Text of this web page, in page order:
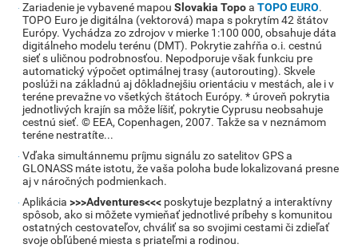
Zariadenie je vybavené mapouSlovakia TopoaTOPO EURO.
TOPO Euro je digitálna (vektorová) mapa s pokrytím 42 štátov
Európy. Vychádza zo zdrojov v mierke 1:100 000, obsahuje dáta
digitálneho modelu terénu (DMT). Pokrytie zahŕňa o.i. cestnú
sieť s uličnou podrobnosťou. Nepodporuje však funkciu pre
automatický výpočet optimálnej trasy (autorouting). Skvele
poslúži na základnú aj dôkladnejšiu orientáciu v mestách, ale i v
teréne prevažne vo všetkých štátoch Európy. * úroveň pokrytia
jednotlivých krajín sa môže líšiť, pokrytie Cyprusu neobsahuje
cestnú sieť. © EEA, Copenhagen, 2007. Takže sa v neznámom
teréne nestratíte...
Vďaka simultánnemu príjmu signálu zo satelitov GPS a
GLONASS máte istotu, že vaša poloha bude lokalizovaná presne
aj v náročných podmienkach.
Aplikácia>>>Adventures<<< poskytuje bezplatný a interaktívny
spôsob, ako si môžete vymieňať jednotlivé príbehy s komunitou
ostatných cestovateľov, chváliť sa so svojimi cestami či zdieľať
svoje obľúbené miesta s priateľmi a rodinou.